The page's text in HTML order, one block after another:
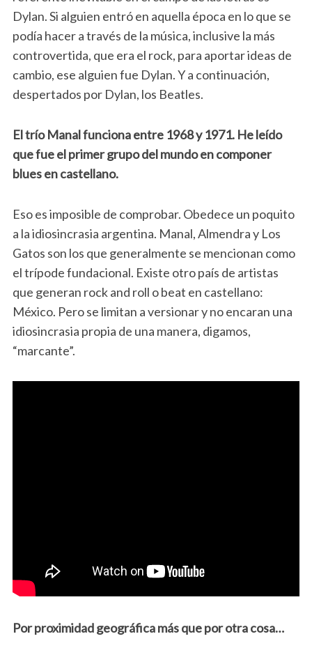
Dylan. Si alguien entró en aquella época en lo que se
podía hacer a través de la música, inclusive la más
controvertida, que era el rock, para aportar ideas de
cambio, ese alguien fue Dylan. Y a continuación,
despertados por Dylan, los Beatles.
El trío Manal funciona entre 1968 y 1971. He leído
que fue el primer grupo del mundo en componer
blues en castellano.
Eso es imposible de comprobar. Obedece un poquito
a la idiosincrasia argentina. Manal, Almendra y Los
Gatos son los que generalmente se mencionan como
el trípode fundacional. Existe otro país de artistas
que generan rock and roll o beat en castellano:
México. Pero se limitan a versionar y no encaran una
idiosincrasia propia de una manera, digamos,
“marcante”.
Por proximidad geográfica más que por otra cosa…